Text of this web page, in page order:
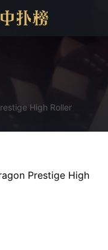
High Roller
Prestige High